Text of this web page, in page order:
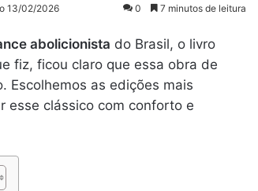
13/02/2026 0 7 minutos de leitura
abolicionista do Brasil, o livro
fiz, ficou claro que essa obra de
Escolhemos as edições mais
esse clássico com conforto e